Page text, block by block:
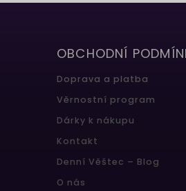
OBCHODNÍ
Doprava a platba
Věrnostní program
Dárky k nákupu
Kontakt
Denní Věštec – Blog
O nás